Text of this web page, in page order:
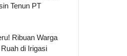
Tenun PT
Ribuan Warga
di Irigasi